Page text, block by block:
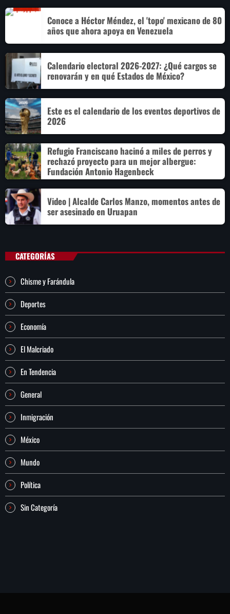
Conoce a Héctor Méndez, el 'topo' mexicano de 80
años que ahora apoya en Venezuela
Calendario electoral 2026-2027: ¿Qué cargos se
renovarán y en qué Estados de México?
Este es el calendario de los eventos deportivos de
2026
Refugio Franciscano hacinó a miles de perros y
rechazó proyecto para un mejor albergue:
Fundación Antonio Hagenbeck
Video | Alcalde Carlos Manzo, momentos antes de
ser asesinado en Uruapan
CATEGORÍAS
Chisme y Farándula
Deportes
Economía
El Malcriado
En Tendencia
General
Inmigración
México
Mundo
Política
Sin Categoría